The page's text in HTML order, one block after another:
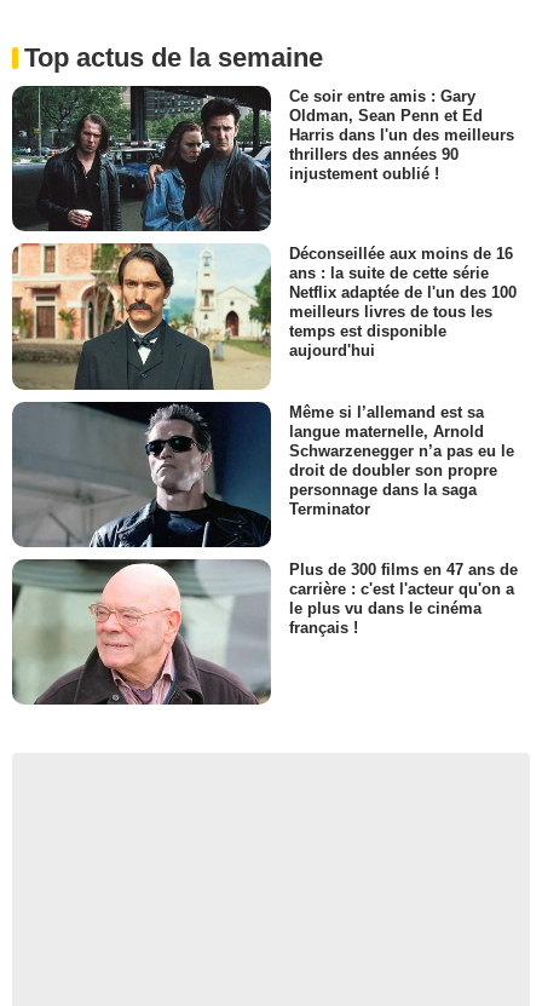
Top actus de la semaine
Ce soir entre amis : Gary
Oldman, Sean Penn et Ed
Harris dans l'un des meilleurs
thrillers des années 90
injustement oublié !
Déconseillée aux moins de 16
ans : la suite de cette série
Netflix adaptée de l'un des 100
meilleurs livres de tous les
temps est disponible
aujourd'hui
Même si l’allemand est sa
langue maternelle, Arnold
Schwarzenegger n’a pas eu le
droit de doubler son propre
personnage dans la saga
Terminator
Plus de 300 films en 47 ans de
carrière : c'est l'acteur qu'on a
le plus vu dans le cinéma
français !